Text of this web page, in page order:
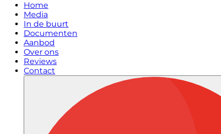
Home
Media
In de buurt
Documenten
Aanbod
Over ons
Reviews
Contact